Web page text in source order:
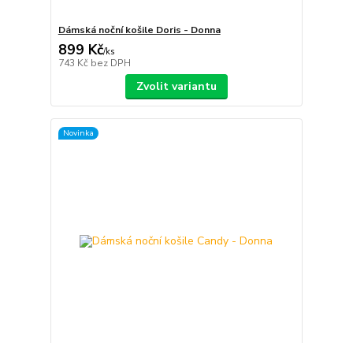
Dámská noční košile Doris - Donna
899 Kč/ks
743 Kč bez DPH
Zvolit variantu
Novinka